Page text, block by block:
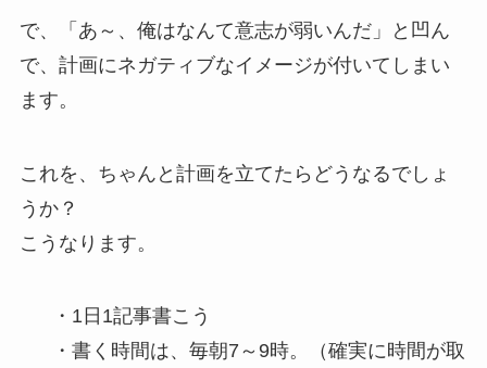
で、「あ～、俺はなんて意志が弱いんだ」と凹ん
で、計画にネガティブなイメージが付いてしまい
ます。
これを、ちゃんと計画を立てたらどうなるでしょ
うか？
こうなります。
・1日1記事書こう
・書く時間は、毎朝7～9時。（確実に時間が取